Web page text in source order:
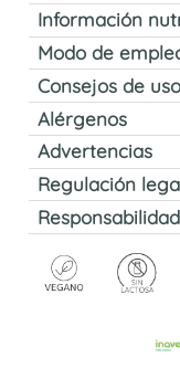
Información
Modo de
Consejos de uso
Alérgenos
Advertencias
Regulación